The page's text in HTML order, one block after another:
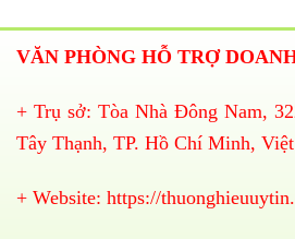
VĂN PHÒNG HỖ TRỢ
+ Trụ sở: Tòa Nhà Đông Nam,
Tây Thạnh, TP. Hồ Chí Minh,
+ Website: https://